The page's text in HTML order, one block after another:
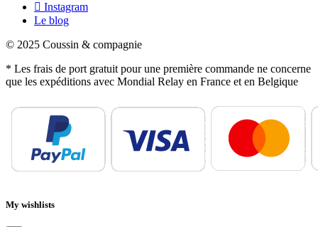
Instagram
Le blog
© 2025 Coussin & compagnie
* Les frais de port gratuit pour une première commande ne concerne
que les expéditions avec Mondial Relay en France et en Belgique
My wishlists